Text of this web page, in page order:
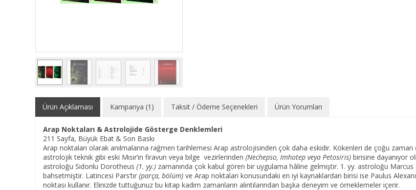
Ürün Açıklaması Kampanya (1) Taksit / Ödeme Seçenekleri Ürün Yorumları
Arap Noktaları & Astrolojide Gösterge Denklemleri
211 Sayfa, Büyük Ebat & Son Baskı
Arap noktaları olarak anılmalarına rağmen tarihlemesi Arap astrolojisinden çok daha eskidir. Kökenleri de çoğu zaman
astrolojik teknik gibi eski Mısır’ın firavun veya bilge vezirlerinden (Nechepso, Imhotep veya Petosiris) birisine dayanıyor
astroloğu Sidonlu Dorotheus (1. yy.) zamanında çok kabul gören bir uygulama hâline gelmiştir. 1. yy. astroloğu
bahsetmiştir. Latincesi Pars’tır (parça, bölüm) ve Arap noktaları konusundaki en iyi kaynaklardan birisi ise Paulus
noktası kullanır. Elinizde tuttuğunuz bu kitap kadim zamanların alıntılarından başka deneyim ve örneklemeler içerir.